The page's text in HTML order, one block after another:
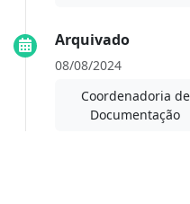
Arquivado
08/08/2024
Coordenadoria de
Documentação